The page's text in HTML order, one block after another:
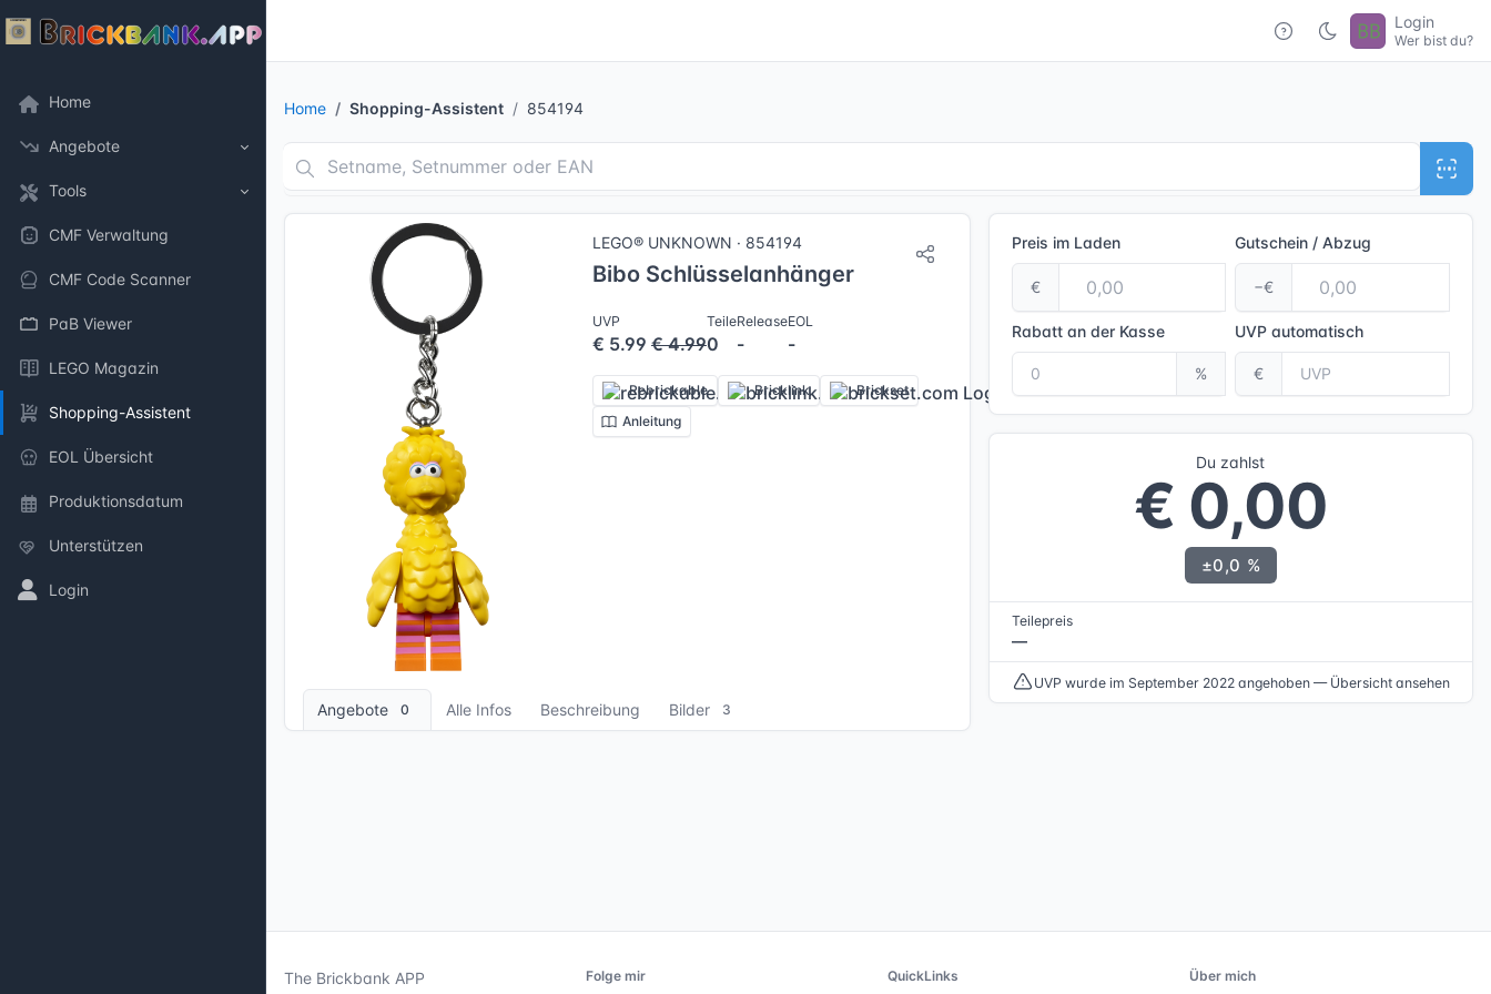
Home
Angebote
Tools
CMF Verwaltung
CMF Code Scanner
PaB Viewer
LEGO Magazin
Shopping-Assistent
EOL Übersicht
Produktionsdatum
Unterstützen
Login
Login
Wer bist du?
Home Shopping-Assistent 854194
LEGO® UNKNOWN · 854194
Bibo Schlüsselanhänger
UVP
€ 5.99 € 4.99
Teile
0
Release
-
EOL
-
Rebrickable Bricklink
Brickset
Anleitung
Angebote 0 Alle Infos Beschreibung Bilder 3
Preis im Laden
€
Gutschein / Abzug
−€
Rabatt an der Kasse
%
UVPautomatisch
€
Du zahlst
€ 0,00
±0,0 %
Teilepreis
—
UVP wurde im September 2022 angehoben — Übersicht ansehen
The Brickbank APP Folge mir QuickLinks Über mich